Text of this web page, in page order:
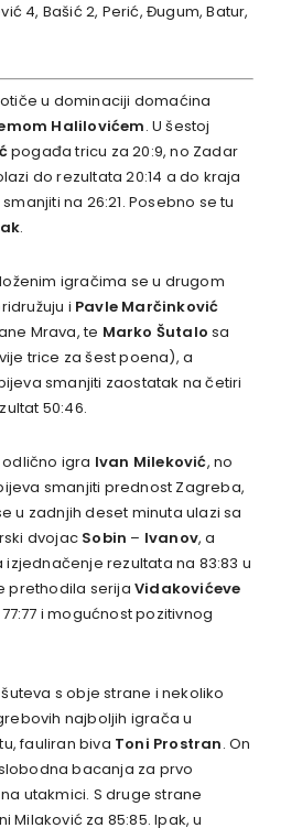
4, Bašić 2, Perić, Đugum, Batur,
u dominaciji domaćina
Halilovićem. U šestoj
pogađa tricu za 20:9, no Zadar
do rezultata 20:14 a do kraja
na 26:21. Posebno se tu
.
igračima se u drugom
i Pavle Marčinković
Mrava, te Marko Šutalo sa
trice za šest poena), a
smanjiti zaostatak na četiri
50:46.
igra Ivan Mileković, no
smanjiti prednost Zagreba,
u zadnjih deset minuta ulazi sa
dvojac Sobin – Ivanov, a
izjednačenje rezultata na 83:83 u
prethodila serija Vidakovićeve
i mogućnost pozitivnog
s obje strane i nekoliko
najboljih igrača u
fauliran biva Toni Prostran. On
bacanja za prvo
na utakmici. S druge strane
Milaković za 85:85. Ipak, u